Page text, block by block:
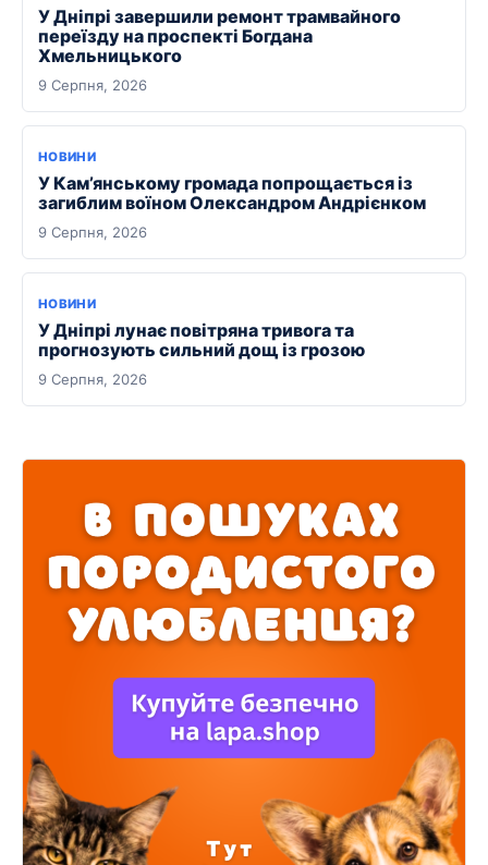
У Дніпрі завершили ремонт трамвайного
переїзду на проспекті Богдана
Хмельницького
9 Серпня, 2026
НОВИНИ
У Кам’янському громада попрощається із
загиблим воїном Олександром Андрієнком
9 Серпня, 2026
НОВИНИ
У Дніпрі лунає повітряна тривога та
прогнозують сильний дощ із грозою
9 Серпня, 2026